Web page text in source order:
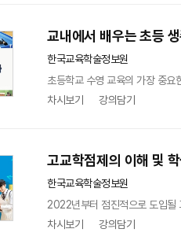
교내에서 배우는 초등
한국교육학술정보원
초등학교 수영 교육의 가장 중
차시보기
강의담기
고교학점제의 이해 및
한국교육학술정보원
2022년부터 점진적으로 도입될
차시보기
강의담기